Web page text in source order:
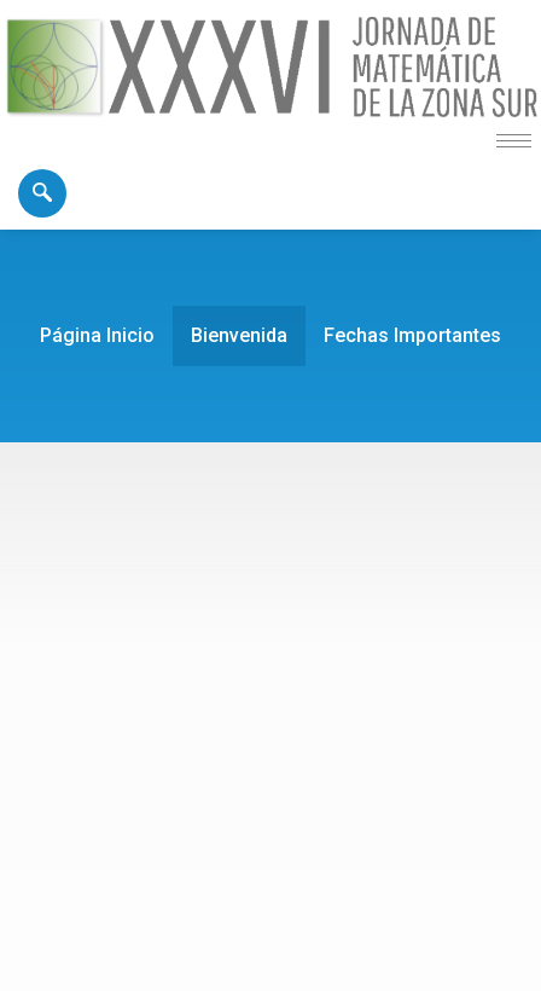
Página Inicio Bienvenida Fechas Importantes